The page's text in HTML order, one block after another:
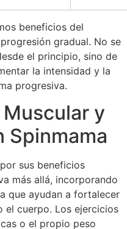
beneficios del
gradual. No se
el principio, sino de
la intensidad y la
progresiva.
y
Spinmama
sus beneficios
más allá, incorporando
que ayudan a fortalecer
cuerpo. Los ejercicios
o el propio peso